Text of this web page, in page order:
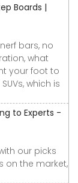
Boards |
bars, no
what
your foot to
which is
to Experts -
our picks
on the market,